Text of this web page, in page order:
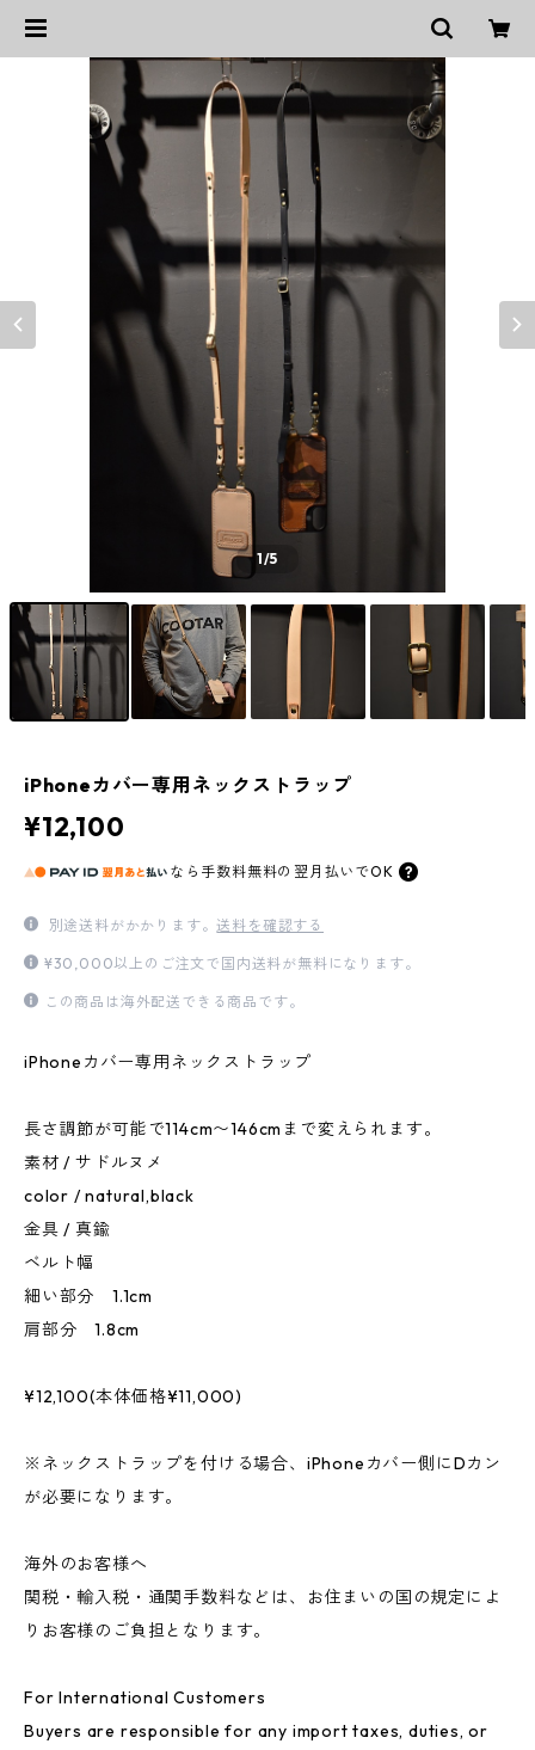
1/5
iPhoneカバー専用ネックストラップ
¥12,100
なら 手数料無料の 翌月払いでOK
別途送料がかかります。送料を確認する
¥30,000以上のご注文で国内送料が無料になります。
この商品は海外配送できる商品です。
iPhoneカバー専用ネックストラップ
長さ調節が可能で114cm〜146cmまで変えられます。
素材 / サドルヌメ
color / natural,black
金具 / 真鍮
ベルト幅
細い部分 1.1cm
肩部分 1.8cm
¥12,100(本体価格¥11,000)
※ネックストラップを付ける場合、iPhoneカバー側にDカン
が必要になります。
海外のお客様へ
関税・輸入税・通関手数料などは、お住まいの国の規定によ
りお客様のご負担となります。
For International Customers
Buyers are responsible for any import taxes, duties, or